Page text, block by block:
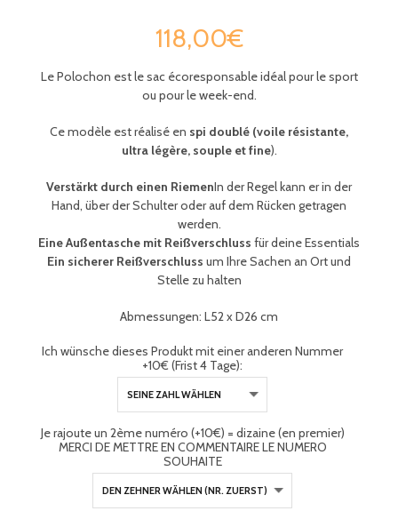
118,00€
Le Polochon est le sac écoresponsable idéal pour le sport
ou pour le week-end.
Ce modèle est réalisé en spi doublé (voile résistante,
ultra légère, souple et fine).
Verstärkt durch einen RiemenIn der Regel kann er in der
Hand, über der Schulter oder auf dem Rücken getragen
werden.
Eine Außentasche mit Reißverschluss für deine Essentials
Ein sicherer Reißverschluss um Ihre Sachen an Ort und
Stelle zu halten
Abmessungen: L52 x D26 cm
Ich wünsche dieses Produkt mit einer anderen Nummer
+10€ (Frist 4 Tage):
Je rajoute un 2ème numéro (+10€) = dizaine (en premier)
MERCI DE METTRE EN COMMENTAIRE LE NUMERO
SOUHAITE